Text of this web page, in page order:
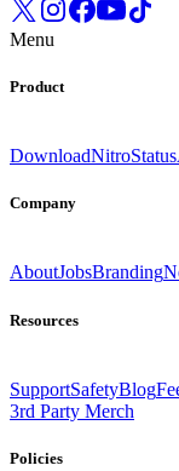
Menu
Product
DownloadNitroStatus
Company
AboutJobsBranding
Resources
SupportSafetyBlog
3rd Party Merch
Policies